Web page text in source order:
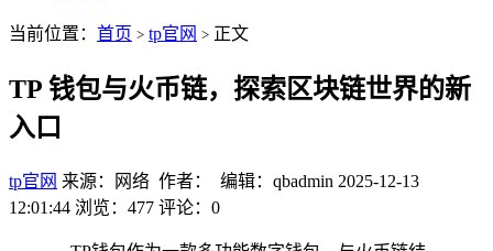
当前位置： 首页 > tp官网 > 正文
TP 钱包与火币链，探索区块链世界的新
入口
tp官网 来源：网络 作者： 编辑：qbadmin 2025-12-13
12:01:44 浏览：477 评论：0